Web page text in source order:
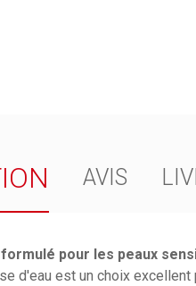
AVIS
pour les peaux
d'eau est un choix